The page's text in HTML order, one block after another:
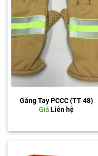
Găng Tay PCCC (TT 48)
Giá:Liên hệ